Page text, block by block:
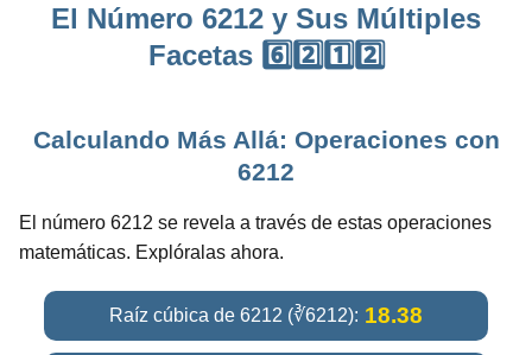
El Número 6212 y Sus Múltiples
Facetas 6️⃣2️⃣1️⃣2️⃣
Calculando Más Allá: Operaciones con
6212
El número 6212 se revela a través de estas operaciones
matemáticas. Explóralas ahora.
Raíz cúbica de 6212 (∛6212): 18.38